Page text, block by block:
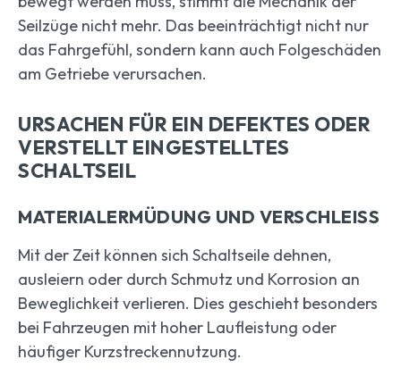
Seilzüge nicht mehr. Das beeinträchtigt nicht nur
das Fahrgefühl, sondern kann auch Folgeschäden
am Getriebe verursachen.
URSACHEN FÜR EIN DEFEKTES ODER
VERSTELLT EINGESTELLTES
SCHALTSEIL
MATERIALERMÜDUNG UND VERSCHLEISS
Mit der Zeit können sich Schaltseile dehnen,
ausleiern oder durch Schmutz und Korrosion an
Beweglichkeit verlieren. Dies geschieht besonders
bei Fahrzeugen mit hoher Laufleistung oder
häufiger Kurzstreckennutzung.